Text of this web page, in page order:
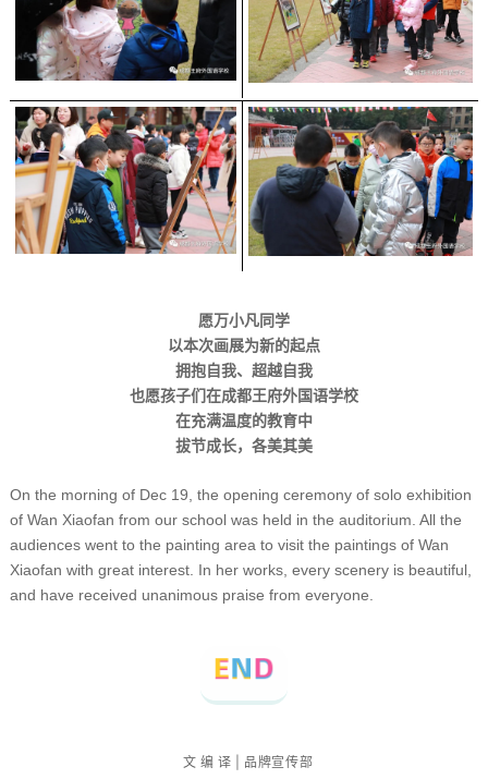
愿万小凡同学
以本次画展为新的起点
拥抱自我、超越自我
也愿孩子们在成都王府外国语学校
在充满温度的教育中
拔节成长，各美其美
On the morning of Dec 19, the opening ceremony of solo exhibition
of Wan Xiaofan from our school was held in the auditorium. All the
audiences went to the painting area to visit the paintings of Wan
Xiaofan with great interest. In her works, every scenery is beautiful,
and have received unanimous praise from everyone.
文 编 译 | 品牌宣传部